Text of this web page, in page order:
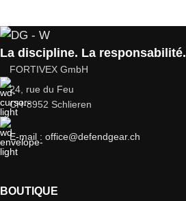
La discipline. La
FORTIVEX GmbH
24, rue du Feu
CH-8952 Schlieren
E-mail : office@defendgear.ch
BOUTIQUE